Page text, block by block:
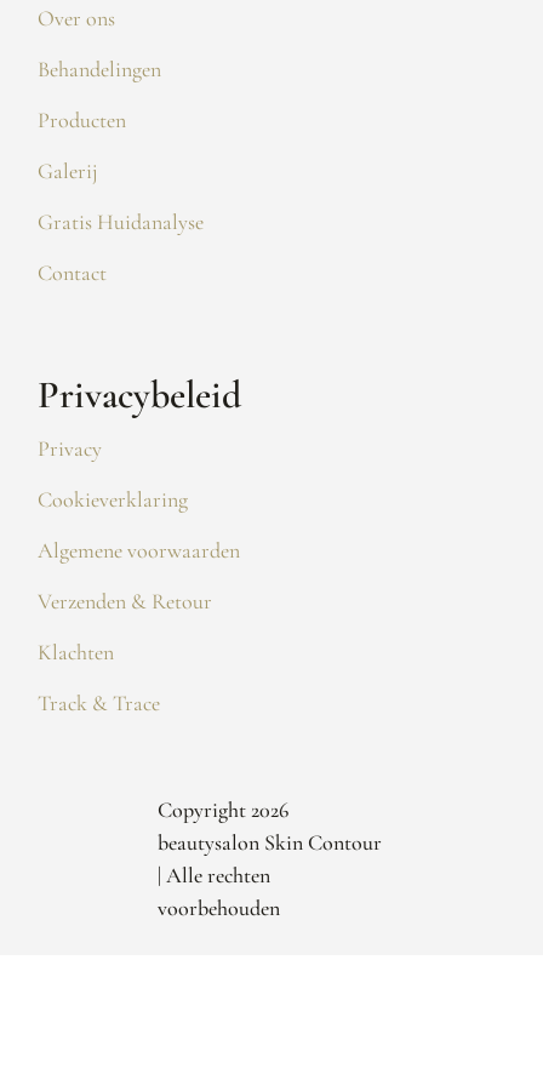
Over ons
Behandelingen
Producten
Galerij
Gratis Huidanalyse
Contact
Privacybeleid
Privacy
Cookieverklaring
Algemene voorwaarden
Verzenden & Retour
Klachten
Track & Trace
Copyright 2026
beautysalon Skin Contour
| Alle rechten
voorbehouden